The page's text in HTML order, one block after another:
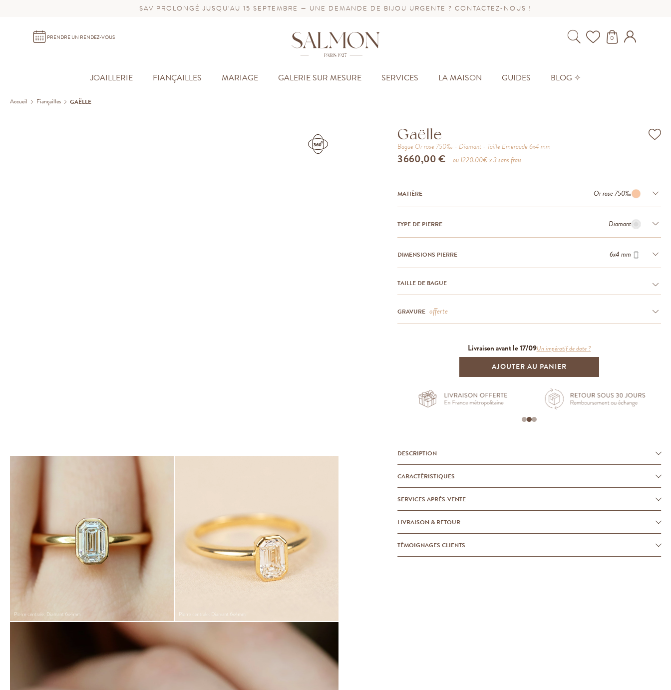
SAV PROLONGÉ JUSQU’AU 15 SEPTEMBRE — UNE DEMANDE DE BIJOU URGENTE ? CONTACTEZ-NOUS !
PRENDRE UN RENDEZ-VOUS
JOAILLERIE FIANÇAILLES MARIAGE GALERIE SUR MESURE SERVICES LA MAISON GUIDES BLOG ✧
0
Accueil Fiançailles GAËLLE
Gaëlle
Bague Or rose 750‰ Diamant Taille Emeraude 6x4 mm
3 660,00 € ou1220.00€ x 3 sans frais
MATIÈRE Or rose 750‰
TYPE DE PIERRE Diamant
DIMENSIONS PIERRE 6x4 mm
TAILLE DE BAGUE
GRAVURE offerte
Livraison avant le 17/09Un impératif de date ?
AJOUTER AU PANIER
DESCRIPTION
CARACTÉRISTIQUES
SERVICES APRÈS-VENTE
LIVRAISON & RETOUR
TÉMOIGNAGES CLIENTS